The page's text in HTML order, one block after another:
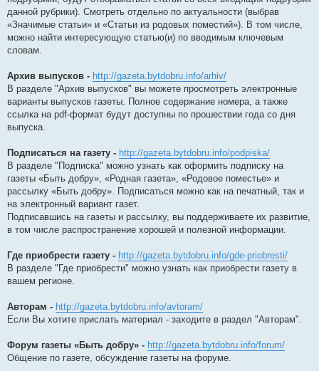
данной рубрики). Смотреть отдельно по актуальности (выбрав
«Значимые статьи» и «Статьи из родовых поместий»). В том числе,
можно найти интересующую статью(и) по вводимым ключевым
словам.
Архив выпусков - http://gazeta.bytdobru.info/arhiv/
В разделе "Архив выпусков" вы можете просмотреть электронные
варианты выпусков газеты. Полное содержание номера, а также
ссылка на pdf-формат будут доступны по прошествии года со дня
выпуска.
Подписаться на газету - http://gazeta.bytdobru.info/podpiska/
В разделе "Подписка" можно узнать как оформить подписку на
газеты «Быть добру», «Родная газета», «Родовое поместье» и
рассылку «Быть добру». Подписаться можно как на печатный, так и
на электронный вариант газет.
Подписавшись на газеты и рассылку, вы поддерживаете их развитие,
в том числе распространение хорошей и полезной информации.
Где приобрести газету - http://gazeta.bytdobru.info/gde-priobresti/
В разделе "Где приобрести" можно узнать как приобрести газету в
вашем регионе.
Авторам - http://gazeta.bytdobru.info/avtoram/
Если Вы хотите прислать материал - заходите в раздел "Авторам".
Форум газеты «Быть добру» - http://gazeta.bytdobru.info/forum/
Общение по газете, обсуждение газеты на форуме.